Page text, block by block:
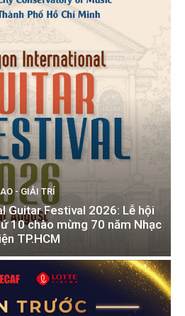
- GIẢI TRÍ
Guitar Festival 2026: Lễ hội
10 chào mừng 70 năm Nhạc
TP.HCM